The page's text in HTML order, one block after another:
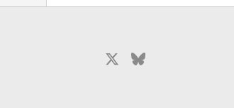
OdnoklassnikiFacebook Bluesky